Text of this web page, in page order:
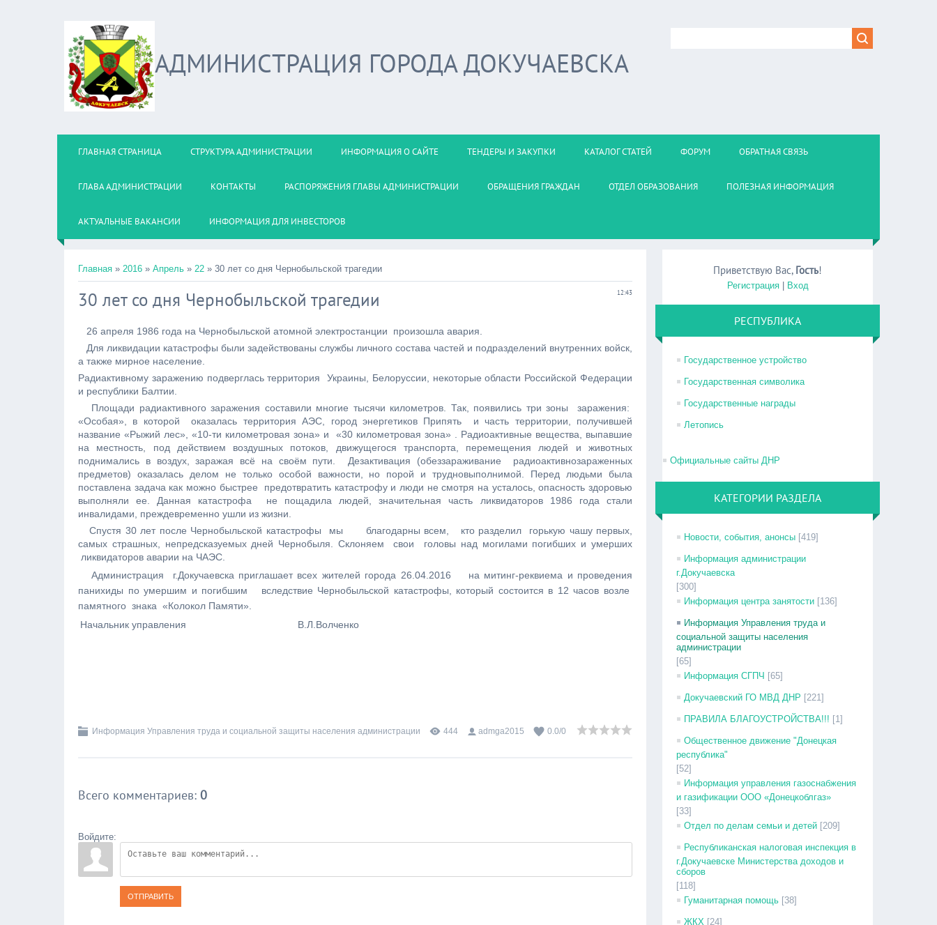
АДМИНИСТРАЦИЯ ГОРОДА ДОКУЧАЕВСКА
ГЛАВНАЯ СТРАНИЦА СТРУКТУРА АДМИНИСТРАЦИИ ИНФОРМАЦИЯ О САЙТЕ ТЕНДЕРЫ И ЗАКУПКИ КАТАЛОГ СТАТЕЙ ФОРУМ ОБРАТНАЯ СВЯЗЬ
ГЛАВА АДМИНИСТРАЦИИ КОНТАКТЫ РАСПОРЯЖЕНИЯ ГЛАВЫ АДМИНИСТРАЦИИ ОБРАЩЕНИЯ ГРАЖДАН ОТДЕЛ ОБРАЗОВАНИЯ ПОЛЕЗНАЯ ИНФОРМАЦИЯ
АКТУАЛЬНЫЕ ВАКАНСИИ ИНФОРМАЦИЯ ДЛЯ ИНВЕСТОРОВ
Главная » 2016 » Апрель » 22 » 30 лет со дня Чернобыльской трагедии
12:43
30 лет со дня Чернобыльской трагедии
26 апреля 1986 года на Чернобыльской атомной электростанции произошла авария.
Для ликвидации катастрофы были задействованы службы личного состава частей и подразделений внутренних войск,
а также мирное население.
Радиактивному заражению подверглась территория Украины, Белоруссии, некоторые области Российской Федерации
и республики Балтии.
Площади радиактивного заражения составили многие тысячи километров. Так, появились три зоны заражения:
«Особая», в которой оказалась территория АЭС, город энергетиков Припять и часть территории, получившей
название «Рыжий лес», «10-ти километровая зона» и «30 километровая зона» . Радиоактивные вещества, выпавшие
на местность, под действием воздушных потоков, движущегося транспорта, перемещения людей и животных
поднимались в воздух, заражая всё на своём пути. Дезактивация (обеззараживание радиоактивнозараженных
предметов) оказалась делом не только особой важности, но порой и трудновыполнимой. Перед людьми была
поставлена задача как можно быстрее предотвратить катастрофу и люди не смотря на усталось, опасность здоровью
выполняли ее. Данная катастрофа не пощадила людей, значительная часть ликвидаторов 1986 года стали
инвалидами, преждевременно ушли из жизни.
Спустя 30 лет после Чернобыльской катастрофы мы благодарны всем, кто разделил горькую чашу первых,
самых страшных, непредсказуемых дней Чернобыля. Склоняем свои головы над могилами погибших и умерших
ликвидаторов аварии на ЧАЭС.
Администрация г.Докучаевска приглашает всех жителей города 26.04.2016 на митинг-реквиема и проведения
панихиды по умершим и погибшим вследствие Чернобыльской катастрофы, который состоится в 12 часов возле
памятного знака «Колокол Памяти».
Начальник управления В.Л.Волченко
Информация Управления труда и социальной защиты населения администрации 444 admga2015 0.0/0
Всего комментариев: 0
Войдите:
ОТПРАВИТЬ
Приветствую Вас, Гость!
Регистрация| Вход
РЕСПУБЛИКА
Государственное устройство
Государственная символика
Государственные награды
Летопись
Официальные сайты ДНР
КАТЕГОРИИ РАЗДЕЛА
Новости, события, анонсы [419]
Информация администрации
г.Докучаевска
[300]
Информация центра занятости [136]
Информация Управления труда и
социальной защиты населения
администрации
[65]
Информация СГПЧ [65]
Докучаевский ГО МВД ДНР [221]
ПРАВИЛА БЛАГОУСТРОЙСТВА!!! [1]
Общественное движение "Донецкая
республика"
[52]
Информация управления газоснабжения
и газификации ООО «Донецкоблгаз»
[33]
Отдел по делам семьи и детей [209]
Республиканская налоговая инспекция в
г.Докучаевске Министерства доходов и
сборов
[118]
Гуманитарная помощь [38]
ЖКХ [24]